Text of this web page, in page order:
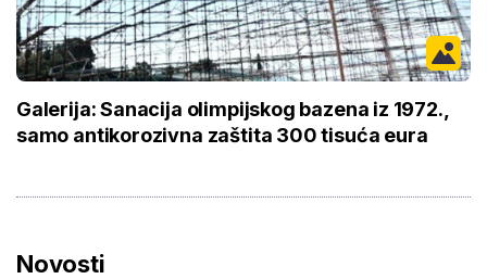
Galerija: Sanacija olimpijskog bazena iz 1972.,
samo antikorozivna zaštita 300 tisuća eura
Novosti